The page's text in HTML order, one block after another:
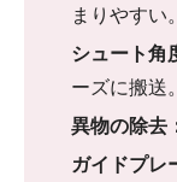
まりやすい。
シュート角
ーズに搬送。
異物の除去
ガイドプレ